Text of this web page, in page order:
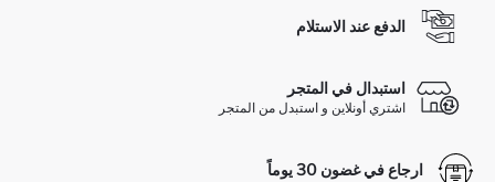
الدفع عند الاستلام
استبدال في المتجر
اشتري أونلاين و استبدل من المتجر
ارجاع في غضون 30 يوماً